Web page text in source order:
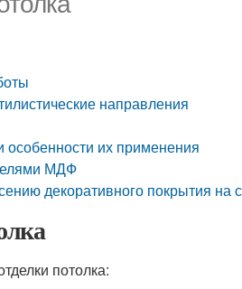
направления
особенности их применения
МДФ
декоративного покрытия на
потолка: